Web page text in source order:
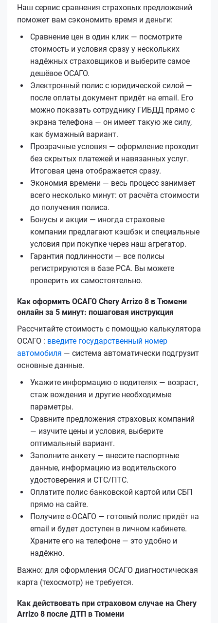
Наш сервис сравнения страховых предложений
поможет вам сэкономить время и деньги:
Сравнение цен в один клик — посмотрите
стоимость и условия сразу у нескольких
надёжных страховщиков и выберите самое
дешёвое ОСАГО.
Электронный полис с юридической силой —
после оплаты документ придёт на email. Его
можно показать сотруднику ГИБДД прямо с
экрана телефона — он имеет такую же силу,
как бумажный вариант.
Прозрачные условия — оформление проходит
без скрытых платежей и навязанных услуг.
Итоговая цена отображается сразу.
Экономия времени — весь процесс занимает
всего несколько минут: от расчёта стоимости
до получения полиса.
Бонусы и акции — иногда страховые
компании предлагают кэшбэк и специальные
условия при покупке через наш агрегатор.
Гарантия подлинности — все полисы
регистрируются в базе РСА. Вы можете
проверить их самостоятельно.
Как оформить ОСАГО Chery Arrizo 8 в Тюмени
онлайн за 5 минут: пошаговая инструкция
Рассчитайте стоимость с помощью калькулятора
ОСАГО : введите государственный номер
автомобиля — система автоматически подгрузит
основные данные.
Укажите информацию о водителях — возраст,
стаж вождения и другие необходимые
параметры.
Сравните предложения страховых компаний
— изучите цены и условия, выберите
оптимальный вариант.
Заполните анкету — внесите паспортные
данные, информацию из водительского
удостоверения и СТС/ПТС.
Оплатите полис банковской картой или СБП
прямо на сайте.
Получите е‑ОСАГО — готовый полис придёт на
email и будет доступен в личном кабинете.
Храните его на телефоне — это удобно и
надёжно.
Важно: для оформления ОСАГО диагностическая
карта (техосмотр) не требуется.
Как действовать при страховом случае на Chery
Arrizo 8 после ДТП в Тюмени